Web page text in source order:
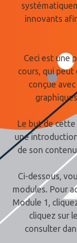
innovants
Ceci est une
cours, qui
conçue
Le but de
une
de son
Ci-dessous,
modules. Pour
Module 1,
cliquez sur
consulter